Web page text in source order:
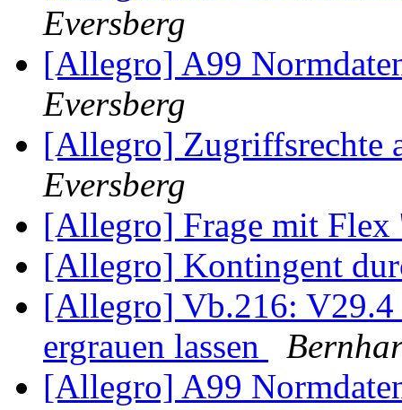
Eversberg
[Allegro] A99
Eversberg
[Allegro] Zugriffsrechte
Eversberg
[Allegro] Frage mit Flex
[Allegro] Kontingent
[Allegro] Vb.216: V29.4
ergrauen lassen
[Allegro] A99